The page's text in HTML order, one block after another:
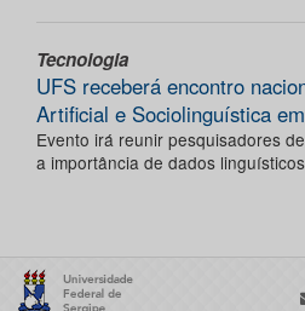
Tecnologia
UFS receberá encontro
Artificial e Sociolinguística
Evento irá reunir pesquisadores
a importância de dados